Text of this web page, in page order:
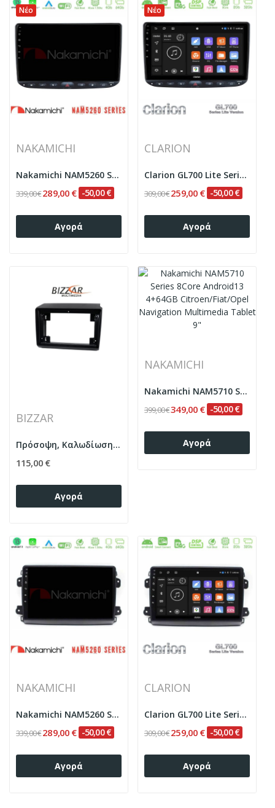
Νέο
NAKAMICHI
Nakamichi NAM5260 Series 4Core Android13 4+64GB...
339,00 €289,00 € -50,00 €
Αγορά
Νέο
CLARION
Clarion GL700 Lite Series 8Core Android...
309,00 €259,00 € -50,00 €
Αγορά
BIZZAR
Πρόσοψη, Καλωδίωση & CANbus Box Για Citroen...
115,00 €
Αγορά
NAKAMICHI
Nakamichi NAM5710 Series 8Core Android13 4+64GB...
399,00 €349,00 € -50,00 €
Αγορά
NAKAMICHI
Nakamichi NAM5260 Series 4Core Android13 4+64GB...
339,00 €289,00 € -50,00 €
Αγορά
CLARION
Clarion GL700 Lite Series 8Core Android...
309,00 €259,00 € -50,00 €
Αγορά